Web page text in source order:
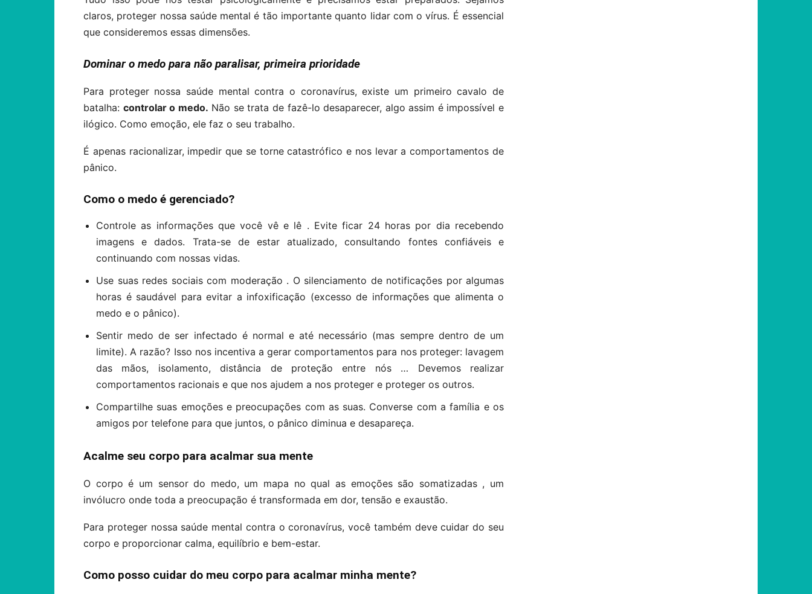
claros, proteger nossa saúde mental é tão importante quanto lidar com o vírus. É essencial
que consideremos essas dimensões.
Dominar o medo para não paralisar, primeira prioridade
Para proteger nossa saúde mental contra o coronavírus, existe um primeiro cavalo de
batalha: controlar o medo. Não se trata de fazê-lo desaparecer, algo assim é impossível e
ilógico. Como emoção, ele faz o seu trabalho.
É apenas racionalizar, impedir que se torne catastrófico e nos levar a comportamentos de
pânico.
Como o medo é gerenciado?
Controle as informações que você vê e lê . Evite ficar 24 horas por dia recebendo
imagens e dados. Trata-se de estar atualizado, consultando fontes confiáveis ​​e
continuando com nossas vidas.
Use suas redes sociais com moderação . O silenciamento de notificações por algumas
horas é saudável para evitar a infoxificação (excesso de informações que alimenta o
medo e o pânico).
Sentir medo de ser infectado é normal e até necessário (mas sempre dentro de um
limite). A razão? Isso nos incentiva a gerar comportamentos para nos proteger: lavagem
das mãos, isolamento, distância de proteção entre nós … Devemos realizar
comportamentos racionais e que nos ajudem a nos proteger e proteger os outros.
Compartilhe suas emoções e preocupações com as suas. Converse com a família e os
amigos por telefone para que juntos, o pânico diminua e desapareça.
Acalme seu corpo para acalmar sua mente
O corpo é um sensor do medo, um mapa no qual as emoções são somatizadas , um
invólucro onde toda a preocupação é transformada em dor, tensão e exaustão.
Para proteger nossa saúde mental contra o coronavírus, você também deve cuidar do seu
corpo e proporcionar calma, equilíbrio e bem-estar.
Como posso cuidar do meu corpo para acalmar minha mente?